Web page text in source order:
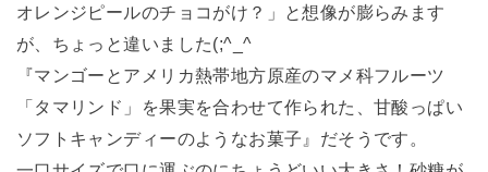
オレンジピールのチョコがけ？」と想像が膨らみます
が、ちょっと違いました(;^_^
『マンゴーとアメリカ熱帯地方原産のマメ科フルーツ
「タマリンド」を果実を合わせて作られた、甘酸っぱい
ソフトキャンディーのようなお菓子』だそうです。